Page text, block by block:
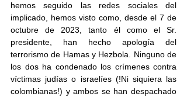
hemos seguido las redes sociales del
implicado, hemos visto como, desde el 7 de
octubre de 2023, tanto él como el Sr.
presidente, han hecho apología del
terrorismo de Hamas y Hezbola. Ninguno de
los dos ha condenado los crímenes contra
víctimas judías o israelíes (!Ni siquiera las
colombianas!) y ambos se han despachado